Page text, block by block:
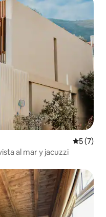
5 (7)
al mar y jacuzzi